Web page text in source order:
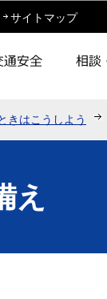
このページの本
サイトマップ
きはこうしよう
え